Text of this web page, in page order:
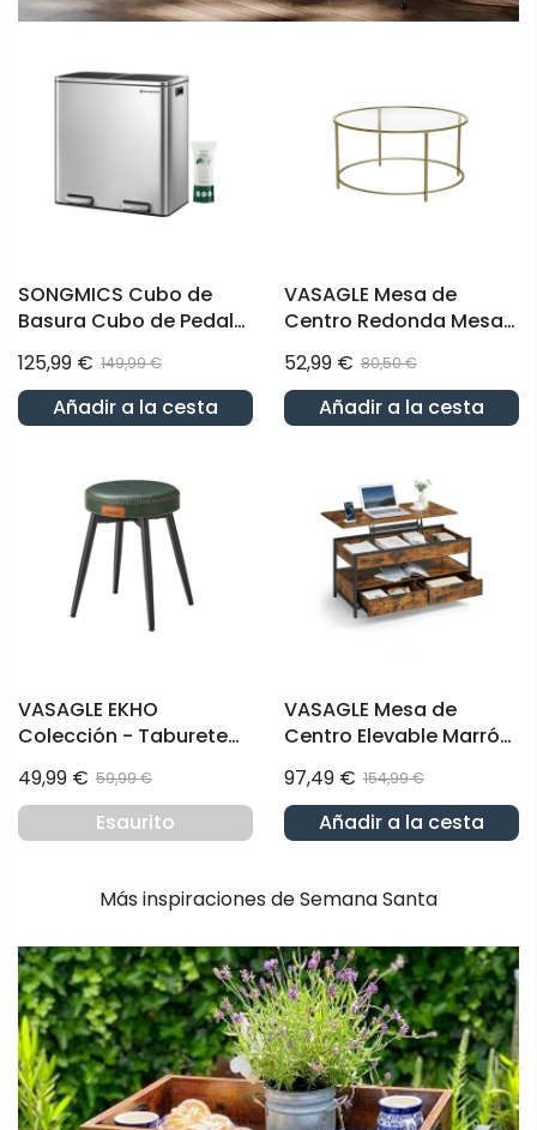
SONGMICS Cubo de
Basura Cubo de Pedal
Compartimento de 2 x
30 L Plata y Negro
125,99 € 149,99 €
Añadir a la cesta
VASAGLE Mesa de
Centro Redonda Mesa
Mesa de Salón Mesa de
Café
52,99 € 80,50 €
Añadir a la cesta
VASAGLE EKHO
Colección - Taburete
49,99 € 59,99 €
Esaurito
VASAGLE Mesa de
Centro Elevable Marrón
97,49 € 154,99 €
Añadir a la cesta
Más inspiraciones de Semana Santa